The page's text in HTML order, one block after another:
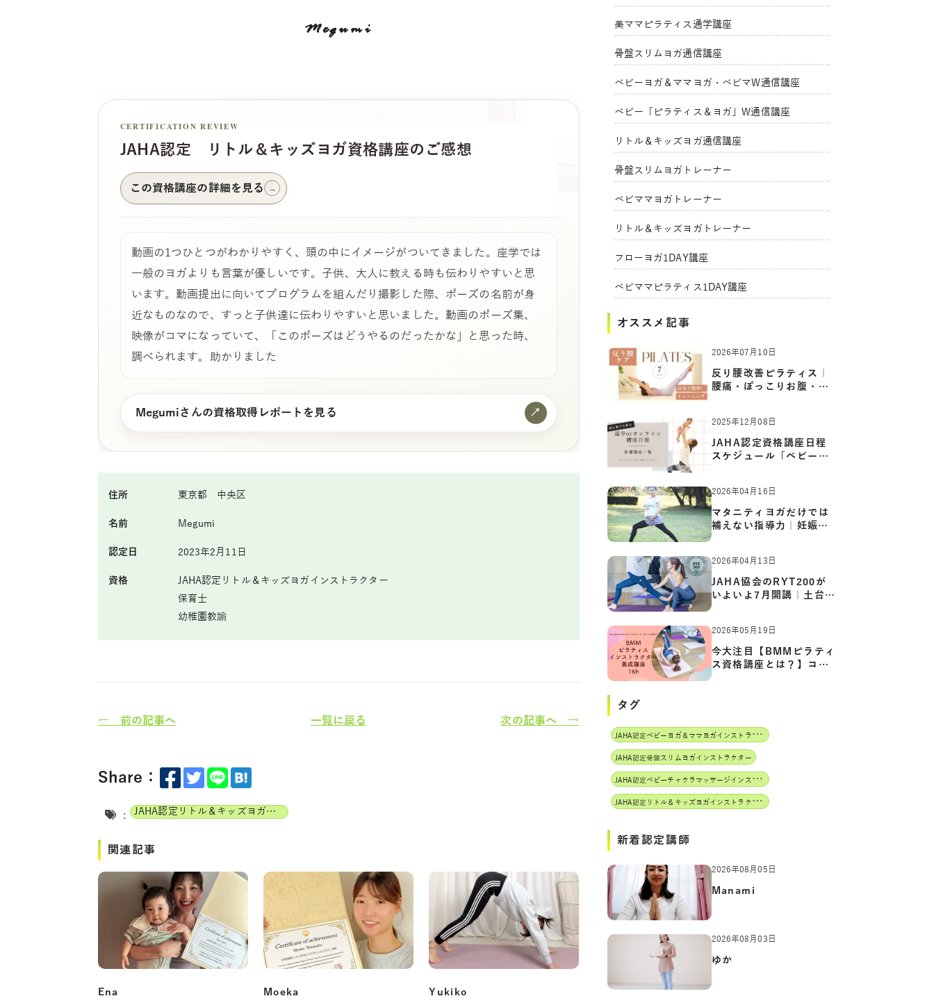
Megumi
CERTIFICATION REVIEW
JAHA認定 リトル＆キッズヨガ資格講座のご感想
この資格講座の詳細を見る →
動画の1つひとつがわかりやすく、頭の中にイメージがついてきました。座学では
一般のヨガよりも言葉が優しいです。子供、大人に教える時も伝わりやすいと思
います。動画提出に向いてプログラムを組んだり撮影した際、ポーズの名前が身
近なものなので、すっと子供達に伝わりやすいと思いました。動画のポーズ集、
映像がコマになっていて、「このポーズはどうやるのだったかな」と思った時、
調べられます。助かりました
Megumiさんの資格取得レポートを見る ↗
住所 東京都 中央区
名前 Megumi
認定日 2023年2月11日
資格
JAHA認定リトル＆キッズヨガインストラクター
保育士
幼稚園教諭
← 前の記事へ 一覧に戻る 次の記事へ →
Share：
: JAHA認定リトル＆キッズヨガインストラクター
関連記事
Ena Moeka Yukiko
美ママピラティス通学講座
骨盤スリムヨガ通信講座
ベビーヨガ＆ママヨガ・ベビマW通信講座
ベビー「ピラティス＆ヨガ」W通信講座
リトル＆キッズヨガ通信講座
骨盤スリムヨガトレーナー
ベビママヨガトレーナー
リトル＆キッズヨガトレーナー
フローヨガ1DAY講座
ベビママピラティス1DAY講座
オススメ記事
2026年07月10日
反り腰改善ピラティス｜
腰痛・ぽっこりお腹・姿
2025年12月08日
JAHA認定資格講座日程
スケジュール「ベビーヨ
2026年04月16日
マタニティヨガだけでは
補えない指導力｜妊娠期
の体…
2026年04月13日
JAHA協会のRYT200が
いよいよ7月開講｜土台か
ら応用ま…
2026年05月19日
今大注目【BMMピラティ
ス資格講座とは？】コア
からカ…
タグ
J
AHA認定ベビーヨガ＆ママヨガインストラクター
JAHA認定骨盤スリムヨガインストラクター
J
AHA認定ベビーチャクラマッサージインストラクター
J
AHA認定リトル＆キッズヨガインストラクター
新着認定講師
2026年08月05日
Manami
2026年08月03日
ゆか